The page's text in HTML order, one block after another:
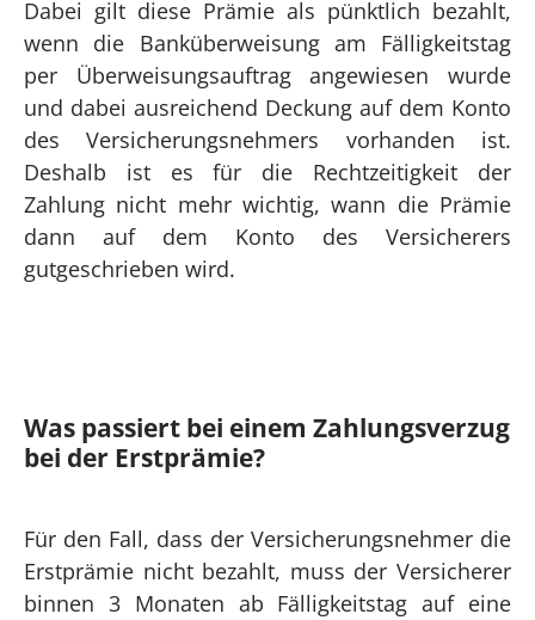
Dabei gilt diese Prämie als pünktlich bezahlt,
wenn die Banküberweisung am Fälligkeitstag
per Überweisungsauftrag angewiesen wurde
und dabei ausreichend Deckung auf dem Konto
des Versicherungsnehmers vorhanden ist.
Deshalb ist es für die Rechtzeitigkeit der
Zahlung nicht mehr wichtig, wann die Prämie
dann auf dem Konto des Versicherers
gutgeschrieben wird.
Was passiert bei einem Zahlungsverzug
bei der Erstprämie?
Für den Fall, dass der Versicherungsnehmer die
Erstprämie nicht bezahlt, muss der Versicherer
binnen 3 Monaten ab Fälligkeitstag auf eine